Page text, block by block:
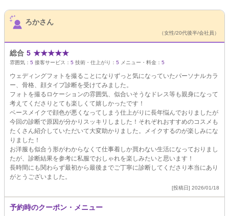
サロンPick Up
ろかさん
（女性/20代後半/会社員）
総合 5 ★★★★★
雰囲気： 5 接客サービス： 5 技術・仕上がり： 5 メニュー・料金： 5
ウェディングフォトを撮ることになりずっと気になっていたパーソナルカラ
ー、骨格、顔タイプ診断を受けてみました。
フォトを撮るロケーションの雰囲気、似合いそうなドレス等も親身になって
考えてくださりとても楽しくて嬉しかったです！
ベースメイクで顔色が悪くなってしまう仕上がりに長年悩んでおりましたが
今回の診断で原因が分かりスッキリしました！それぞれおすすめのコスメも
たくさん紹介していただいて大変助かりました。メイクするのが楽しみにな
りました！
お洋服も似合う形がわからなくて仕事着しか買わない生活になっておりまし
たが、診断結果を参考に私服でおしゃれを楽しみたいと思います！
長時間にも関わらず最初から最後までご丁寧に診断してくださり本当にあり
がとうございました。
[投稿日] 2026/01/18
予約時のクーポン・メニュー